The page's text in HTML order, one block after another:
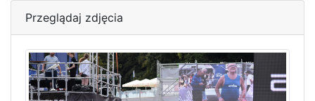
Przeglądaj zdjęcia